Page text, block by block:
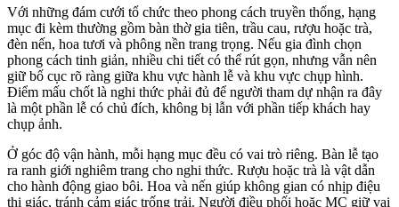
Với những đám cưới tổ chức theo phong cách truyền thống, hạng
mục đi kèm thường gồm bàn thờ gia tiên, trầu cau, rượu hoặc trà,
đèn nến, hoa tươi và phông nền trang trọng. Nếu gia đình chọn
phong cách tinh giản, nhiều chi tiết có thể rút gọn, nhưng vẫn nên
giữ bố cục rõ ràng giữa khu vực hành lễ và khu vực chụp hình.
Điểm mấu chốt là nghi thức phải đủ để người tham dự nhận ra đây
là một phần lễ có chủ đích, không bị lẫn với phần tiếp khách hay
chụp ảnh.
Ở góc độ vận hành, mỗi hạng mục đều có vai trò riêng. Bàn lễ tạo
ra ranh giới nghiêm trang cho nghi thức. Rượu hoặc trà là vật dẫn
cho hành động giao bôi. Hoa và nến giúp không gian có nhịp điệu
thị giác, tránh cảm giác trống trải. Người điều phối hoặc MC giữ vai